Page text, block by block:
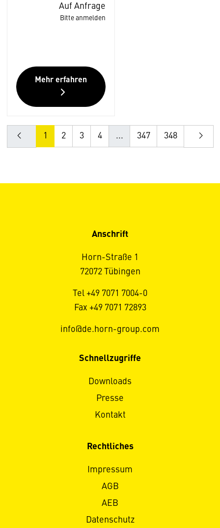
Auf Anfrage
Bitte anmelden
Mehr erfahren
1 2 3 4 ... 347 348
Anschrift
Horn-Straße 1
72072 Tübingen
Tel +49 7071 7004-0
Fax +49 7071 72893
info@de.horn-group.com
Schnellzugriffe
Downloads
Presse
Kontakt
Rechtliches
Impressum
AGB
AEB
Datenschutz